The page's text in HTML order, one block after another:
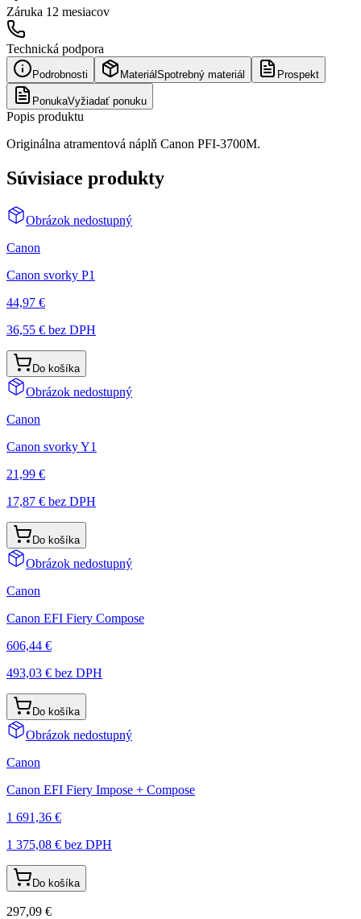
Záruka 12 mesiacov
Technická podpora
Podrobnosti Materiál Spotrebný materiál Prospekt
PonukaVyžiadať ponuku
Popis produktu
Originálna atramentová náplň Canon PFI-3700M.
Súvisiace produkty
Obrázok nedostupný
Canon
Canon svorky P1
44,97 €
36,55 € bez DPH
Do košíka
Obrázok nedostupný
Canon
Canon svorky Y1
21,99 €
17,87 € bez DPH
Do košíka
Obrázok nedostupný
Canon
Canon EFI Fiery Compose
606,44 €
493,03 € bez DPH
Do košíka
Obrázok nedostupný
Canon
Canon EFI Fiery Impose + Compose
1 691,36 €
1 375,08 € bez DPH
Do košíka
297,09 €